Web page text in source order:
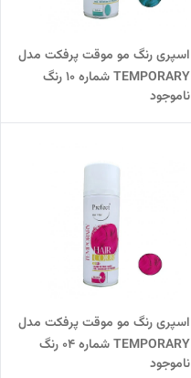
اسپری رنگ مو موقت پرفکت مدل
TEMPORARY شماره 10 رنگ
AQUA حجم 150 میل پرفکت
ناموجود
اسپری رنگ مو موقت پرفکت مدل
TEMPORARY شماره 04 رنگ
MAGENTA حجم 150 میل
ناموجود